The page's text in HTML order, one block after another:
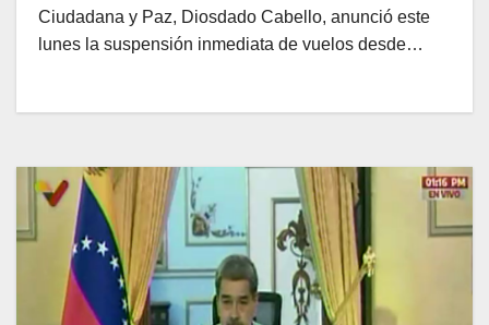
Ciudadana y Paz, Diosdado Cabello, anunció este
lunes la suspensión inmediata de vuelos desde…